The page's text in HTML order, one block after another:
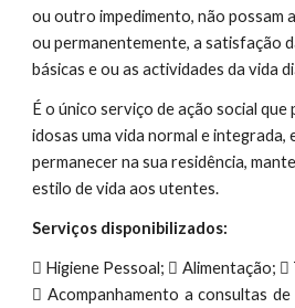
ou outro impedimento, não possam
ou permanentemente, a satisfação
básicas e ou as actividades da vida
É o único serviço de ação social que
idosas uma vida normal e integrada,
permanecer na sua residência,
estilo de vida aos utentes.
Serviços disponibilizados:
 Higiene Pessoal;  Alimentação;
 Acompanhamento a consultas